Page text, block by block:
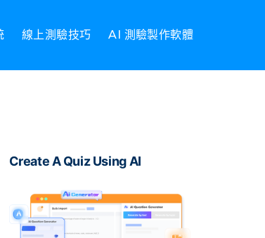
線上測驗技巧 AI 測驗製作軟體
Create A Quiz Using AI